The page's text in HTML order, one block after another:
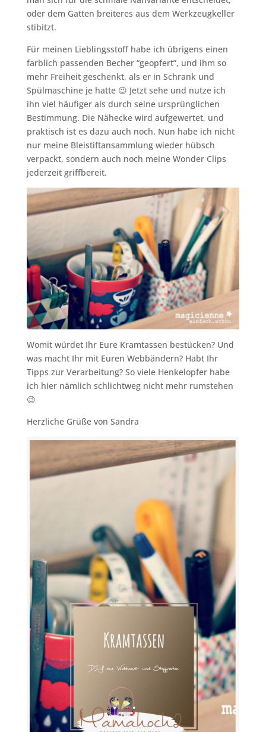
oder dem Gatten breiteres aus dem Werkzeugkeller
stibitzt.
Für meinen Lieblingsstoff habe ich übrigens einen
farblich passenden Becher “geopfert”, und ihm so
mehr Freiheit geschenkt, als er in Schrank und
Spülmaschine je hatte 😉 Jetzt sehe und nutze ich
ihn viel häufiger als durch seine ursprünglichen
Bestimmung. Die Nähecke wird aufgewertet, und
praktisch ist es dazu auch noch. Nun habe ich nicht
nur meine Bleistiftansammlung wieder hübsch
verpackt, sondern auch noch meine Wonder Clips
jederzeit griffbereit.
Womit würdet Ihr Eure Kramtassen bestücken? Und
was macht Ihr mit Euren Webbändern? Habt Ihr
Tipps zur Verarbeitung? So viele Henkelopfer habe
ich hier nämlich schlichtweg nicht mehr rumstehen
😉
Herzliche Grüße von Sandra